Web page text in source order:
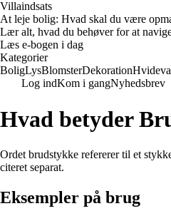
Villaindsats
At leje bolig: Hvad skal du være
Lær alt, hvad du behøver for at
Læs e-bogen i dag
Kategorier
BoligLysBlomsterDekoration
Log indKom i gangNyhedsbrev
Hvad betyder
Ordet brudstykke refererer til et
citeret separat.
Eksempler på brug